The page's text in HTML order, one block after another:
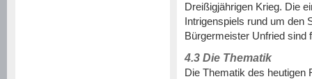
Dreißigjährigen Krieg. Die
Intrigenspiels rund um den
Bürgermeister Unfried sind
4.3 Die Thematik
Die Thematik des heutigen